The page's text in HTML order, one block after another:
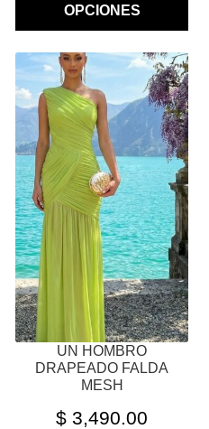
OPCIONES
UN HOMBRO
DRAPEADO FALDA
MESH
$ 3,490.00
ESTE
PRODUCTO
TIENE
MÚLTIPLES
VARIANTES.
LAS
OPCIONES
SE
PUEDEN
ELEGIR
EN
LA
PÁGINA
PRODUCTO